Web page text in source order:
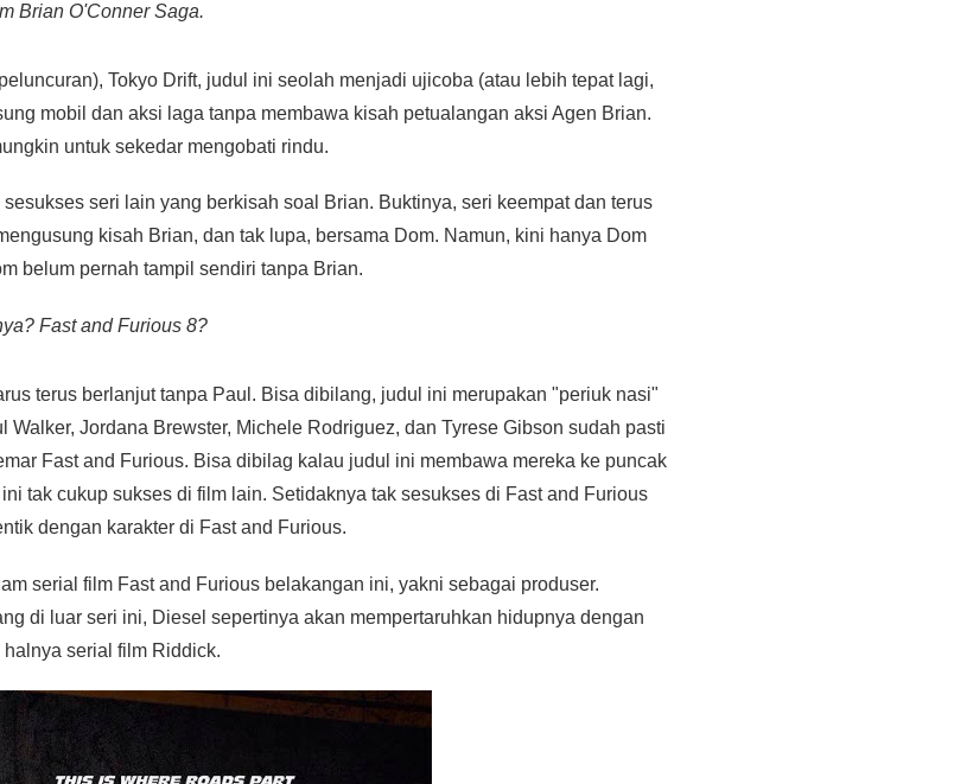
Brian O'Conner Saga.
Tokyo Drift, judul ini seolah menjadi ujicoba (atau lebih tepat lagi,
mobil dan aksi laga tanpa membawa kisah petualangan aksi Agen Brian.
untuk sekedar mengobati rindu.
seri lain yang berkisah soal Brian. Buktinya, seri keempat dan terus
kisah Brian, dan tak lupa, bersama Dom. Namun, kini hanya Dom
belum pernah tampil sendiri tanpa Brian.
Fast and Furious 8?
terus berlanjut tanpa Paul. Bisa dibilang, judul ini merupakan "periuk nasi"
Jordana Brewster, Michele Rodriguez, dan Tyrese Gibson sudah pasti
Fast and Furious. Bisa dibilag kalau judul ini membawa mereka ke puncak
tak cukup sukses di film lain. Setidaknya tak sesukses di Fast and Furious
dengan karakter di Fast and Furious.
serial film Fast and Furious belakangan ini, yakni sebagai produser.
di luar seri ini, Diesel sepertinya akan mempertaruhkan hidupnya dengan
serial film Riddick.